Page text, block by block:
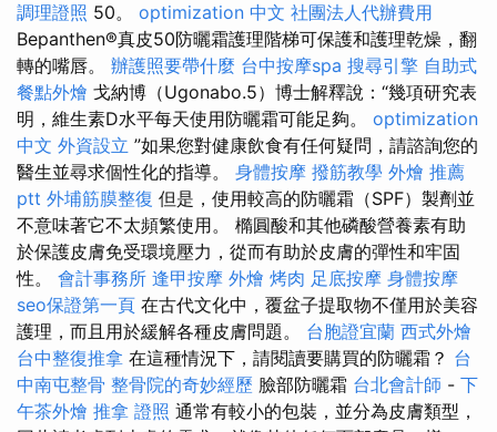
調理證照 50。 optimization 中文 社團法人代辦費用
Bepanthen®真皮50防曬霜護理階梯可保護和護理乾燥，翻
轉的嘴唇。 辦護照要帶什麼 台中按摩spa 搜尋引擎 自助式
餐點外燴 戈納博（Ugonabo.5）博士解釋說：“幾項研究表
明，維生素D水平每天使用防曬霜可能足夠。 optimization
中文 外資設立 ”如果您對健康飲食有任何疑問，請諮詢您的
醫生並尋求個性化的指導。 身體按摩 撥筋教學 外燴 推薦
ptt 外埔筋膜整復 但是，使用較高的防曬霜（SPF）製劑並
不意味著它不太頻繁使用。 橢圓酸和其他磷酸營養素有助
於保護皮膚免受環境壓力，從而有助於皮膚的彈性和牢固
性。 會計事務所 逢甲按摩 外燴 烤肉 足底按摩 身體按摩
seo保證第一頁 在古代文化中，覆盆子提取物不僅用於美容
護理，而且用於緩解各種皮膚問題。 台胞證宜蘭 西式外燴
台中整復推拿 在這種情況下，請閱讀要購買的防曬霜？ 台
中南屯整骨 整骨院的奇妙經歷 臉部防曬霜 台北會計師 - 下
午茶外燴 推拿 證照 通常有較小的包裝，並分為皮膚類型，